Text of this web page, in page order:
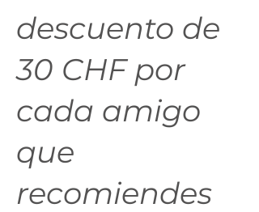
descuento de
30 CHF por
cada amigo
que
recomiendes